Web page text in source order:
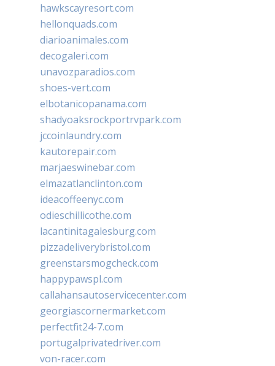
hawkscayresort.com
hellonquads.com
diarioanimales.com
decogaleri.com
unavozparadios.com
shoes-vert.com
elbotanicopanama.com
shadyoaksrockportrvpark.com
jccoinlaundry.com
kautorepair.com
marjaeswinebar.com
elmazatlanclinton.com
ideacoffeenyc.com
odieschillicothe.com
lacantinitagalesburg.com
pizzadeliverybristol.com
greenstarsmogcheck.com
happypawspl.com
callahansautoservicecenter.com
georgiascornermarket.com
perfectfit24-7.com
portugalprivatedriver.com
von-racer.com